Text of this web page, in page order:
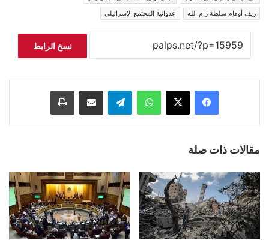
زيف أوهام سلطة رام الله
عدوانية المجتمع الإسرائيلي
نسخ الرابط
فيسبوك ‫X واتساب تيلقرام مشاركة عبر البريد طباعة
مقالات ذات صلة